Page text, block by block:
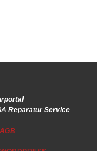
Reparatur Service
AGB